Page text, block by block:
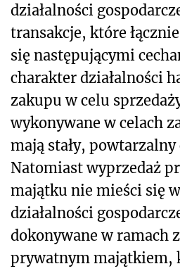
działalności
transakcje, które
się następującymi
charakter działalności
zakupu w celu
wykonywane w celach
mają stały,
Natomiast wyprzedaż
majątku nie mieści się
działalności
dokonywane w ramach
prywatnym majątkiem,